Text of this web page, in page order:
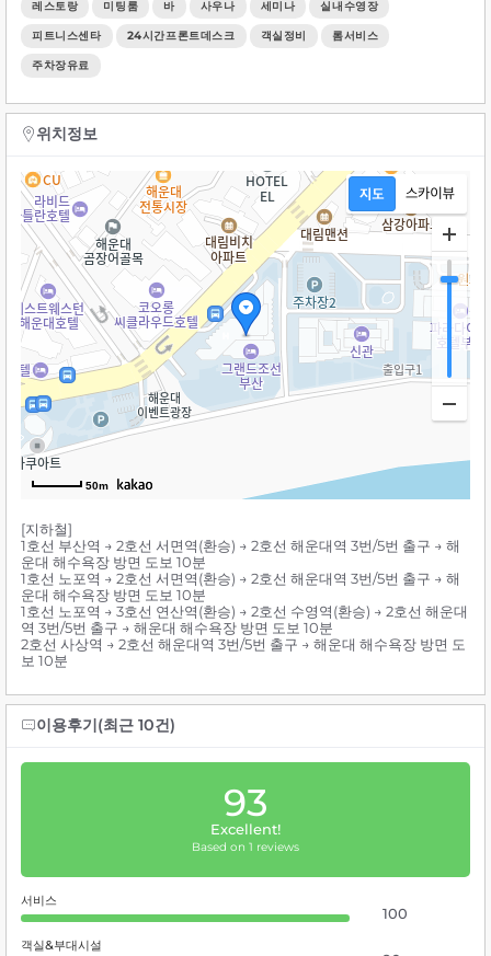
레스토랑 미팅룸 바 사우나 세미나 실내수영장
피트니스센타 24시간프론트데스크 객실정비 롬서비스
주차장유료
위치정보
50m
[지하철]
1호선 부산역 → 2호선 서면역(환승) → 2호선 해운대역 3번/5번 출구 → 해
운대 해수욕장 방면 도보 10분
1호선 노포역 → 2호선 서면역(환승) → 2호선 해운대역 3번/5번 출구 → 해
운대 해수욕장 방면 도보 10분
1호선 노포역 → 3호선 연산역(환승) → 2호선 수영역(환승) → 2호선 해운대
역 3번/5번 출구 → 해운대 해수욕장 방면 도보 10분
2호선 사상역 → 2호선 해운대역 3번/5번 출구 → 해운대 해수욕장 방면 도
보 10분
이용후기(최근 10건)
93
Excellent!
Based on 1 reviews
서비스
100
객실&부대시설